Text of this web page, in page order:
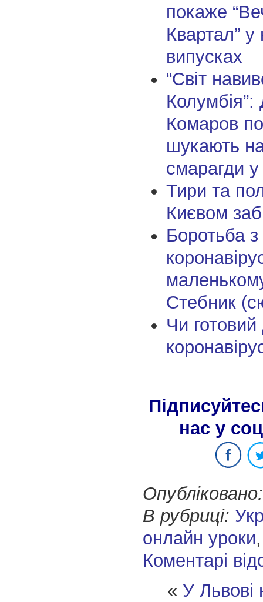
покаже
Квартал” у
випусках
“Світ
Комаров
шукають
смарагди у
Тири та
Києвом
Боротьба з
Стебник
Чи
нас у
Опубліковано:
В рубриці:
онлайн уроки
Коментарі
« У Львові